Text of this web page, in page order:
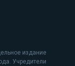
издание
Учредители